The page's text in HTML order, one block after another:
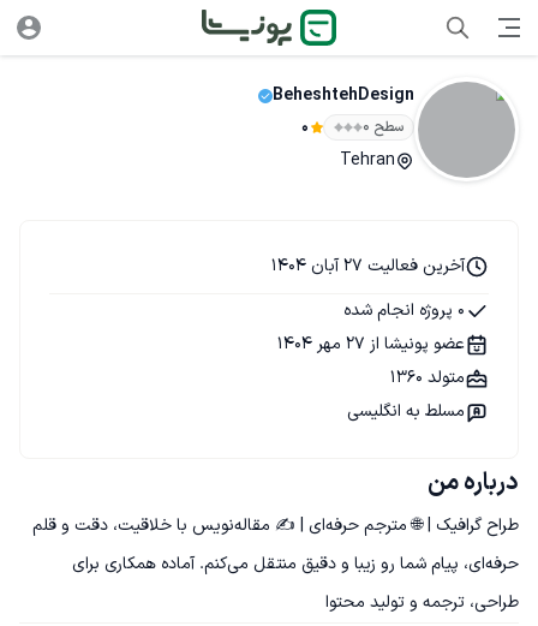
BeheshtehDesign
سطح ۰ 0
Tehran
درباره من
طراح گرافیک | 🌐 مترجم حرفه‌ای | ✍️ مقاله‌نویس با خلاقیت، دقت و قلم
حرفه‌ای، پیام شما رو زیبا و دقیق منتقل می‌کنم. آماده همکاری برای
طراحی، ترجمه و تولید محتوا
آخرین فعالیت 27 آبان 1404
0 پروژه انجام شده
عضو پونیشا از 27 مهر 1404
متولد 1360
مسلط به انگلیسی